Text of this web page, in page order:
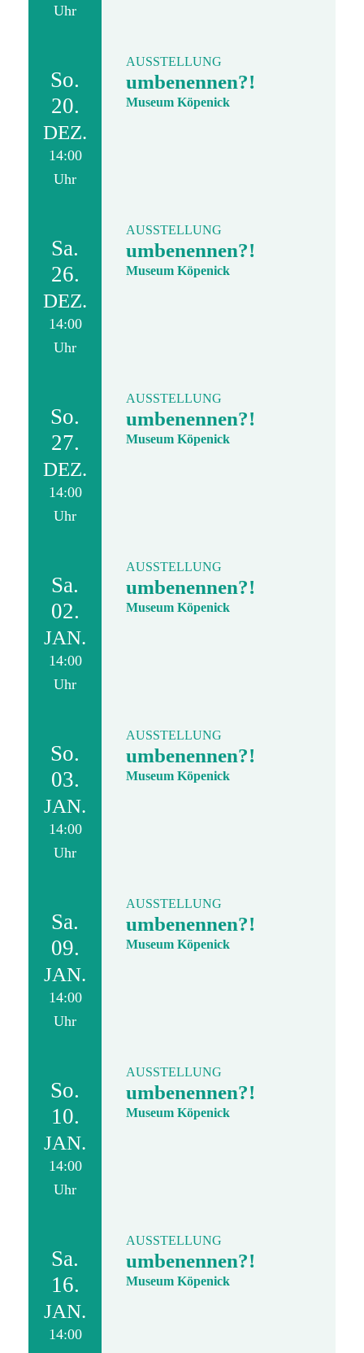
Uhr
So.
20.
DEZ.
14:00
Uhr
AUSSTELLUNG
umbenennen?!
Museum Köpenick
Sa.
26.
DEZ.
14:00
Uhr
AUSSTELLUNG
umbenennen?!
Museum Köpenick
So.
27.
DEZ.
14:00
Uhr
AUSSTELLUNG
umbenennen?!
Museum Köpenick
Sa.
02.
JAN.
14:00
Uhr
AUSSTELLUNG
umbenennen?!
Museum Köpenick
So.
03.
JAN.
14:00
Uhr
AUSSTELLUNG
umbenennen?!
Museum Köpenick
Sa.
09.
JAN.
14:00
Uhr
AUSSTELLUNG
umbenennen?!
Museum Köpenick
So.
10.
JAN.
14:00
Uhr
AUSSTELLUNG
umbenennen?!
Museum Köpenick
Sa.
16.
JAN.
14:00
AUSSTELLUNG
umbenennen?!
Museum Köpenick